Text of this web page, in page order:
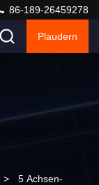
86-189-26459278
Plaudern
> 5 Achsen-